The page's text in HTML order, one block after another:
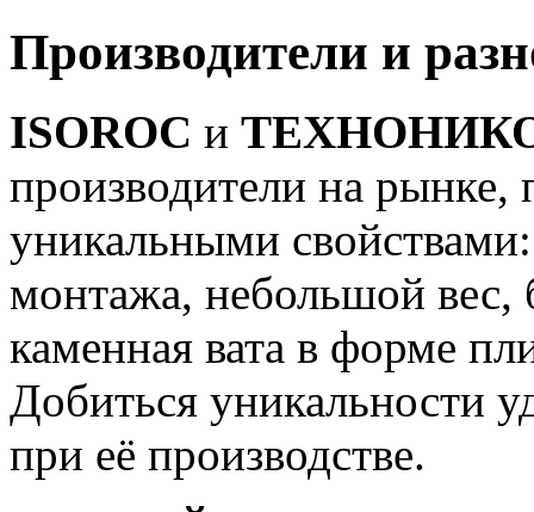
Производители и
ISOROC и
производители на рынке,
уникальными
монтажа, небольшой вес,
каменная вата в форме
Добиться уникальности
при её производстве.